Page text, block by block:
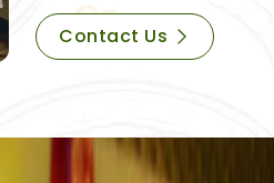
Contact Us